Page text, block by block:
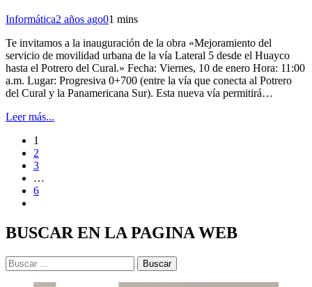
Informática2 años ago01 mins
Te invitamos a la inauguración de la obra «Mejoramiento del
servicio de movilidad urbana de la vía Lateral 5 desde el Huayco
hasta el Potrero del Cural.» Fecha: Viernes, 10 de enero Hora: 11:00
a.m. Lugar: Progresiva 0+700 (entre la vía que conecta al Potrero
del Cural y la Panamericana Sur). Esta nueva vía permitirá…
Leer más...
1
2
3
…
6
BUSCAR EN LA PAGINA WEB
Buscar: